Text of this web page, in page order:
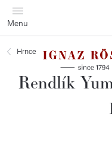
Přejít
na
obsah
Hrnce
Rendlík